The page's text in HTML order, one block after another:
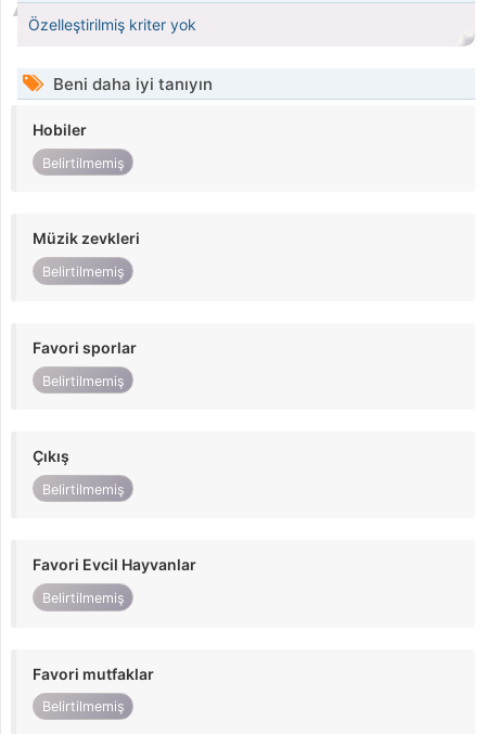
Özelleştirilmiş kriter yok
Beni daha iyi tanıyın
Hobiler
Belirtilmemiş
Müzik zevkleri
Belirtilmemiş
Favori sporlar
Belirtilmemiş
Çıkış
Belirtilmemiş
Favori Evcil Hayvanlar
Belirtilmemiş
Favori mutfaklar
Belirtilmemiş